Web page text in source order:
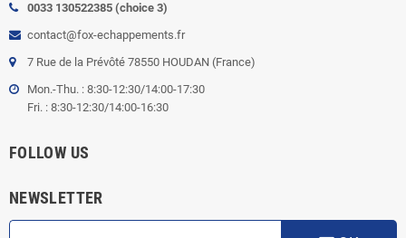
0033 130522385 (choice 3)
contact@fox-echappements.fr
7 Rue de la Prévôté 78550 HOUDAN (France)
Mon.-Thu. : 8:30-12:30/14:00-17:30
Fri. : 8:30-12:30/14:00-16:30
FOLLOW US
NEWSLETTER